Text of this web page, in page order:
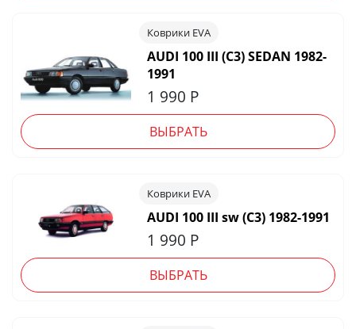
Коврики EVA
AUDI 100 III (C3) SEDAN 1982-
1991
1 990 Р
ВЫБРАТЬ
Коврики EVA
AUDI 100 III sw (C3) 1982-1991
1 990 Р
ВЫБРАТЬ